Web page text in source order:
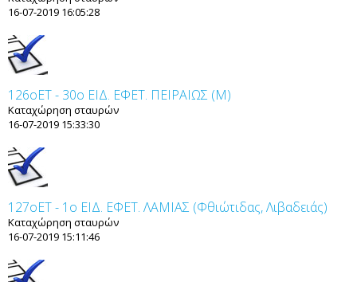
16-07-2019 16:05:28
126οET - 30ο ΕΙΔ. ΕΦΕΤ. ΠΕΙΡΑΙΩΣ (Μ)
Καταχώρηση σταυρών
16-07-2019 15:33:30
127οET - 1ο ΕΙΔ. ΕΦΕΤ. ΛΑΜΙΑΣ (Φθιώτιδας, Λιβαδειάς)
Καταχώρηση σταυρών
16-07-2019 15:11:46